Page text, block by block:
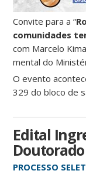
Convite para a “
comunidades
com Marcelo
mental do
O evento
329 do bloco de
Edital
Doutorado
PROCESSO